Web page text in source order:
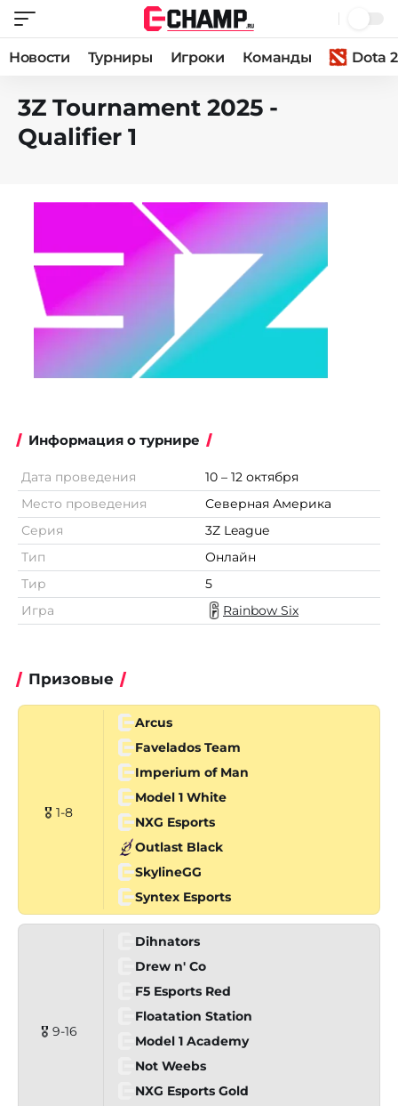
Новости Турниры Игроки Команды Dota 2
3Z Tournament 2025 -
Qualifier 1
Информация о турнире
Дата проведения
10 – 12 октября
Место проведения
Северная Америка
Серия
3Z League
Тип
Онлайн
Тир
5
Игра
Rainbow Six
Призовые
🎖 1-8
Arcus
Favelados Team
Imperium of Man
Model 1 White
NXG Esports
Outlast Black
SkylineGG
Syntex Esports
🎖 9-16
Dihnators
Drew n' Co
F5 Esports Red
Floatation Station
Model 1 Academy
Not Weebs
NXG Esports Gold